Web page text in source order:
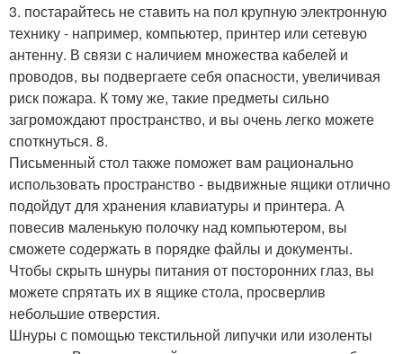
3. постарайтесь не ставить на пол крупную электронную
технику - например, компьютер, принтер или сетевую
антенну. В связи с наличием множества кабелей и
проводов, вы подвергаете себя опасности, увеличивая
риск пожара. К тому же, такие предметы сильно
загромождают пространство, и вы очень легко можете
споткнуться. 8.
Письменный стол также поможет вам рационально
использовать пространство - выдвижные ящики отлично
подойдут для хранения клавиатуры и принтера. А
повесив маленькую полочку над компьютером, вы
сможете содержать в порядке файлы и документы.
Чтобы скрыть шнуры питания от посторонних глаз, вы
можете спрятать их в ящике стола, просверлив
небольшие отверстия.
Шнуры с помощью текстильной липучки или изоленты